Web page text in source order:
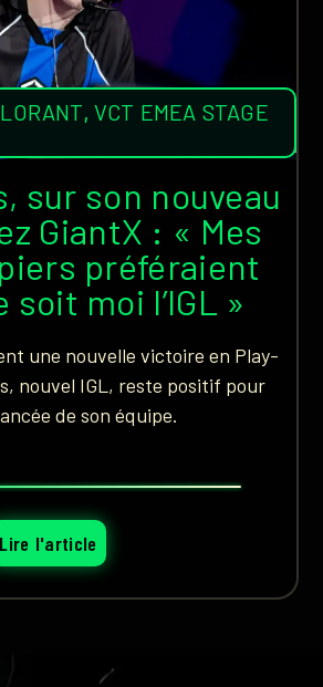
,VCT EMEA STAGE
sur son nouveau
GiantX : « Mes
préféraient
soit moi l’IGL »
une nouvelle victoire en Play-
nouvel IGL, reste positif pour
de son équipe.
Lire l'article